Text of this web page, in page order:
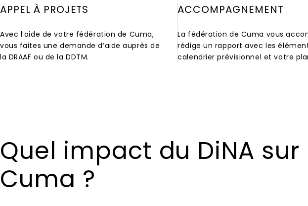
APPEL À PROJETS
Avec l’aide de votre fédération de Cuma,
vous faites une demande d’aide auprès de
la DRAAF ou de la DDTM.
ACCOMPAGNEMENT
La fédération de Cuma vous
rédige un rapport avec les
calendrier prévisionnel et votre
Quel impact du DiNA sur
Cuma ?